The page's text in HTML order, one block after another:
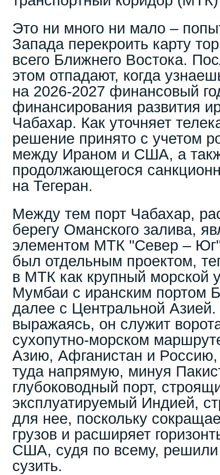
Это ни много ни мало –
Запада перекроить карту
всего Ближнего Востока.
этом отпадают, когда
на 2026-2027 финансовый
финансирования развития
Чабахар. Как уточняет
решение принято с учетом
между Ираном и США, а
продолжающегося
на Тегеран.
Между тем порт Чабахар,
берегу Оманского залива,
элементом МТК "Север –
был отдельным проектом,
в МТК как крупный морской
Мумбаи с иранским портом
далее с Центральной
выражаясь, он служит
сухопутно-морском
Азию, Афганистан и Россию,
туда напрямую, минуя
глубоководный порт,
эксплуатируемый Индией,
для нее, поскольку
грузов и расширяет
США, судя по всему, решили
сузить.